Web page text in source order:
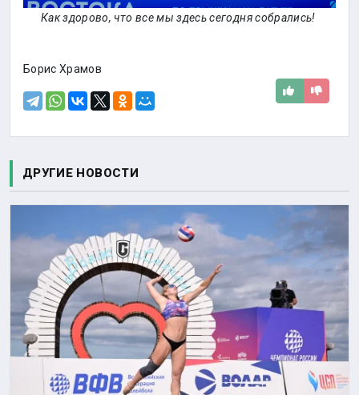
Как здорово, что все мы здесь сегодня собрались!
Борис Храмов
ДРУГИЕ НОВОСТИ